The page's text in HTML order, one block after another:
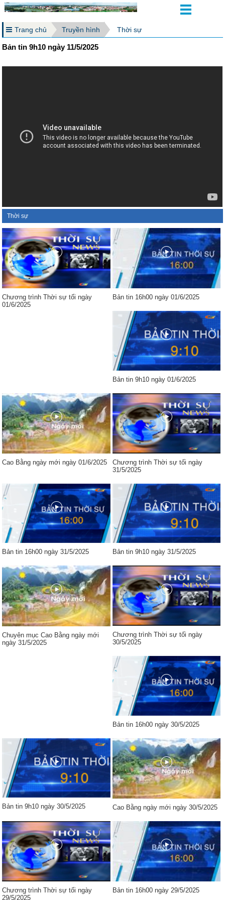
Trang chủ Truyền hình Thời sự
Bản tin 9h10 ngày 11/5/2025
Thời sự
Chương trình Thời sự tối ngày
01/6/2025
Bản tin 16h00 ngày 01/6/2025
Bản tin 9h10 ngày 01/6/2025
Cao Bằng ngày mới ngày 01/6/2025
Chương trình Thời sự tối ngày
31/5/2025
Bản tin 16h00 ngày 31/5/2025 Bản tin 9h10 ngày 31/5/2025
Chuyên mục Cao Bằng ngày mới
ngày 31/5/2025
Chương trình Thời sự tối ngày
30/5/2025
Bản tin 16h00 ngày 30/5/2025
Bản tin 9h10 ngày 30/5/2025 Cao Bằng ngày mới ngày 30/5/2025
Chương trình Thời sự tối ngày
29/5/2025
Bản tin 16h00 ngày 29/5/2025